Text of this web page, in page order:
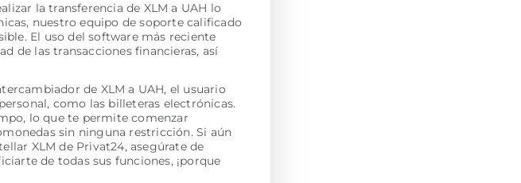
la transferencia de XLM a UAH lo
nuestro equipo de soporte calificado
El uso del software más reciente
de las transacciones financieras, así
de XLM a UAH, el usuario
como las billeteras electrónicas.
lo que te permite comenzar
sin ninguna restricción. Si aún
XLM de Privat24, asegúrate de
de todas sus funciones, ¡porque